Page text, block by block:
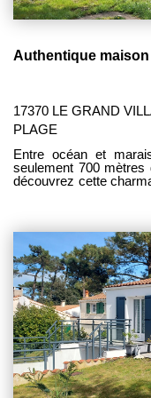
maison pleine de
en pied-à-terre sur l'île
17370 LE GRAND
PLAGE
Entre océan et
seulement 700
découvrez cette
s'invite au quotidien.
entrée pouvant
télétravail ou un
constitue un lieu
entre amis. Dans son prolongement, une agréable véranda
aménagée en salon de
naturelle et permet
long de l'année. Cet
aucun doute l'un des
nuit comprend deux
salle d'eau ainsi que
quotidien. Le
consommation